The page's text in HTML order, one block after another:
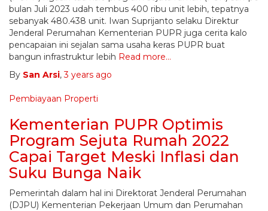
bulan Juli 2023 udah tembus 400 ribu unit lebih, tepatnya
sebanyak 480.438 unit. Iwan Suprijanto selaku Direktur
Jenderal Perumahan Kementerian PUPR juga cerita kalo
pencapaian ini sejalan sama usaha keras PUPR buat
bangun infrastruktur lebih Read more…
By San Arsi,3 years ago
Pembiayaan Properti
Kementerian PUPR Optimis
Program Sejuta Rumah 2022
Capai Target Meski Inflasi dan
Suku Bunga Naik
Pemerintah dalam hal ini Direktorat Jenderal Perumahan
(DJPU) Kementerian Pekerjaan Umum dan Perumahan